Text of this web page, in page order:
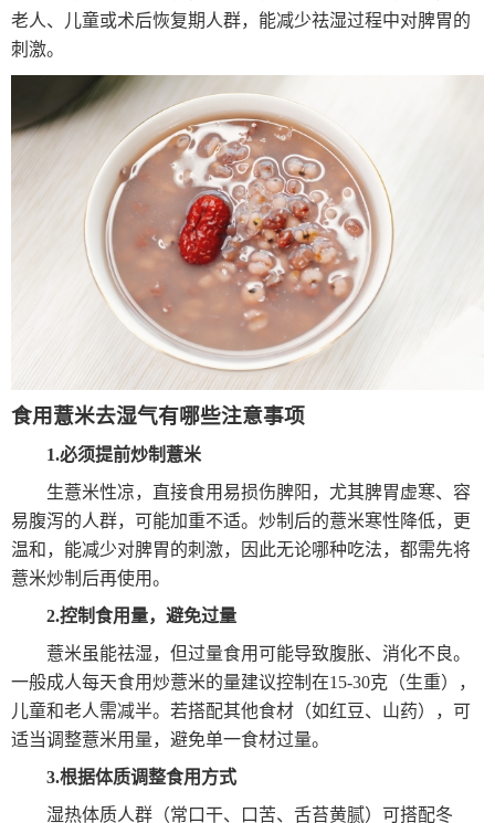
老人、儿童或术后恢复期人群，能减少祛湿过程中对脾胃的
刺激。
食用薏米去湿气有哪些注意事项
1.必须提前炒制薏米
生薏米性凉，直接食用易损伤脾阳，尤其脾胃虚寒、容
易腹泻的人群，可能加重不适。炒制后的薏米寒性降低，更
温和，能减少对脾胃的刺激，因此无论哪种吃法，都需先将
薏米炒制后再使用。
2.控制食用量，避免过量
薏米虽能祛湿，但过量食用可能导致腹胀、消化不良。
一般成人每天食用炒薏米的量建议控制在15-30克（生重），
儿童和老人需减半。若搭配其他食材（如红豆、山药），可
适当调整薏米用量，避免单一食材过量。
3.根据体质调整食用方式
湿热体质人群（常口干、口苦、舌苔黄腻）可搭配冬